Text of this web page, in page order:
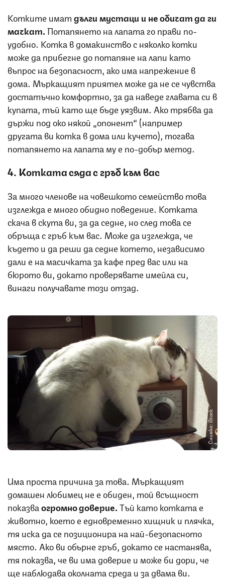
Котките иматдълги мустаци и не обичат да ги
мачкат.Потапянето на лапата го прави по-
удобно. Котка в домакинство с няколко котки
може да прибегне до потапяне на лапи като
въпрос на безопасност, ако има напрежение в
дома. Мъркащият приятел може да не се чувства
достатъчно комфортно, за да наведе главата си в
купата, тъй като ще бъде уязвим. Ако трябва да
държи под око някой „опонент“ (например
другата ви котка в дома или кучето), тогава
потапянето на лапата му е по-добър метод.
4. Котката сяда с гръб към вас
За много членове на човешкото семейство това
изглежда е много обидно поведение. Котката
скача в скута ви, за да седне, но след това се
обръща с гръб към вас. Може да изглежда, че
където и да реши да седне котето, независимо
дали е на масичката за кафе пред вас или на
бюрото ви, докато проверявате имейла си,
винаги получавате този отзад.
Снимка: iStock
Има проста причина за това. Мъркащият
домашен любимец не е обиден, той всъщност
показваогромно доверие.Тъй като котката е
животно, което е едновременно хищник и плячка,
тя иска да се позиционира на най-безопасното
място. Ако ви обърне гръб, докато се настанява,
тя показва, че ви има доверие и може би дори, че
ще наблюдава околната среда и за двама ви.